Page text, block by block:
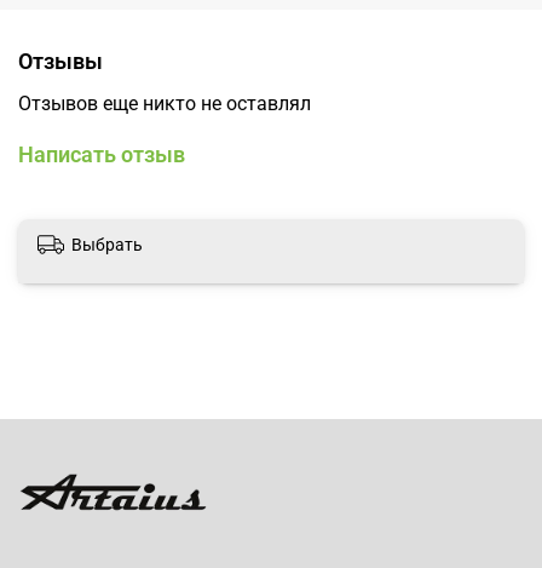
Отзывы
Отзывов еще никто не оставлял
Написать отзыв
Выбрать